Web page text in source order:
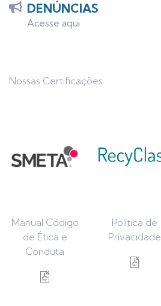
DENÚNCIAS
Acesse aqui
Nossas Certificações
Manual Código
de Ética e
Conduta
Política de
Privacidade